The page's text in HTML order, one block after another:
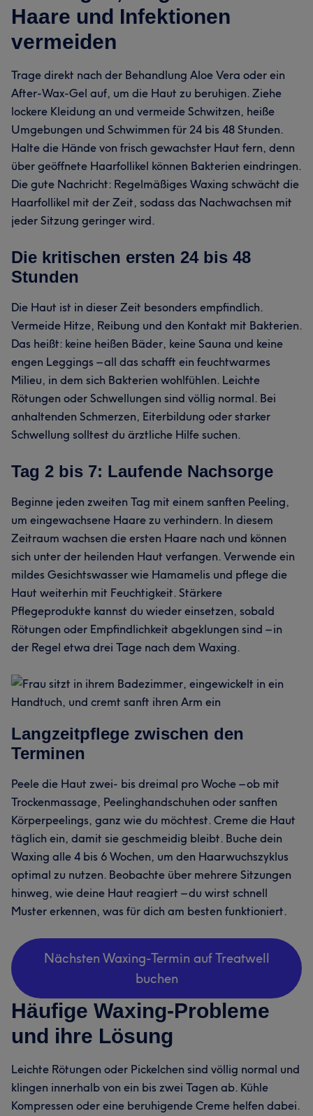
Haare und Infektionen
vermeiden
Trage direkt nach der Behandlung Aloe Vera oder ein
After-Wax-Gel auf, um die Haut zu beruhigen. Ziehe
lockere Kleidung an und vermeide Schwitzen, heiße
Umgebungen und Schwimmen für 24 bis 48 Stunden.
Halte die Hände von frisch gewachster Haut fern, denn
über geöffnete Haarfollikel können Bakterien eindringen.
Die gute Nachricht: Regelmäßiges Waxing schwächt die
Haarfollikel mit der Zeit, sodass das Nachwachsen mit
jeder Sitzung geringer wird.
Die kritischen ersten 24 bis 48
Stunden
Die Haut ist in dieser Zeit besonders empfindlich.
Vermeide Hitze, Reibung und den Kontakt mit Bakterien.
Das heißt: keine heißen Bäder, keine Sauna und keine
engen Leggings – all das schafft ein feuchtwarmes
Milieu, in dem sich Bakterien wohlfühlen. Leichte
Rötungen oder Schwellungen sind völlig normal. Bei
anhaltenden Schmerzen, Eiterbildung oder starker
Schwellung solltest du ärztliche Hilfe suchen.
Tag 2 bis 7: Laufende Nachsorge
Beginne jeden zweiten Tag mit einem sanften Peeling,
um eingewachsene Haare zu verhindern. In diesem
Zeitraum wachsen die ersten Haare nach und können
sich unter der heilenden Haut verfangen. Verwende ein
mildes Gesichtswasser wie Hamamelis und pflege die
Haut weiterhin mit Feuchtigkeit. Stärkere
Pflegeprodukte kannst du wieder einsetzen, sobald
Rötungen oder Empfindlichkeit abgeklungen sind – in
der Regel etwa drei Tage nach dem Waxing.
Langzeitpflege zwischen den
Terminen
Peele die Haut zwei- bis dreimal pro Woche – ob mit
Trockenmassage, Peelinghandschuhen oder sanften
Körperpeelings, ganz wie du möchtest. Creme die Haut
täglich ein, damit sie geschmeidig bleibt. Buche dein
Waxing alle 4 bis 6 Wochen, um den Haarwuchszyklus
optimal zu nutzen. Beobachte über mehrere Sitzungen
hinweg, wie deine Haut reagiert – du wirst schnell
Muster erkennen, was für dich am besten funktioniert.
Nächsten Waxing-Termin auf Treatwell
buchen
Häufige Waxing-Probleme
und ihre Lösung
Leichte Rötungen oder Pickelchen sind völlig normal und
klingen innerhalb von ein bis zwei Tagen ab. Kühle
Kompressen oder eine beruhigende Creme helfen dabei.